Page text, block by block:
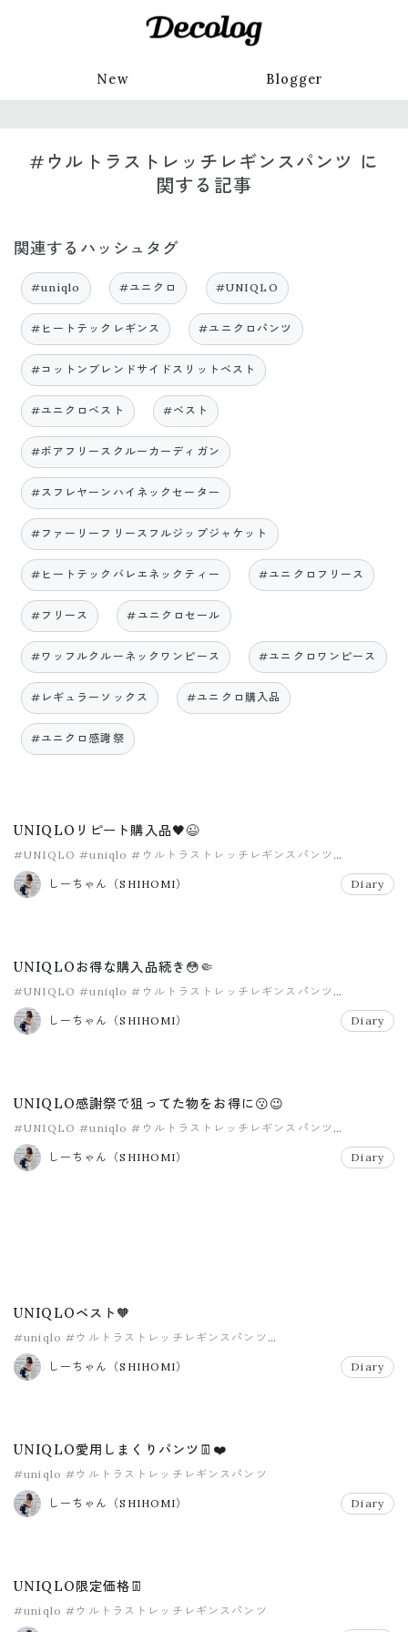
New Blogger
#ウルトラストレッチレギンスパンツ に
関する記事
関連するハッシュタグ
#uniqlo #ユニクロ #UNIQLO
#ヒートテックレギンス #ユニクロパンツ
#コットンブレンドサイドスリットベスト
#ユニクロベスト #ベスト
#ボアフリースクルーカーディガン
#スフレヤーンハイネックセーター
#ファーリーフリースフルジップジャケット
#ヒートテックバレエネックティー #ユニクロフリース
#フリース #ユニクロセール
#ワッフルクルーネックワンピース #ユニクロワンピース
#レギュラーソックス #ユニクロ購入品
#ユニクロ感謝祭
UNIQLOリピート購入品🖤😉
#UNIQLO #uniqlo #ウルトラストレッチレギンスパンツ
#ユニクロ
しーちゃん（SHIHOMI）
Diary
UNIQLOお得な購入品続き😳🤏
#UNIQLO #uniqlo #ウルトラストレッチレギンスパンツ
#ユニクロ
しーちゃん（SHIHOMI）
Diary
UNIQLO感謝祭で狙ってた物をお得に😗😉
#UNIQLO #uniqlo #ウルトラストレッチレギンスパンツ
#スフレヤーンハイネックセーター
#ヒートテックバレエネックティー
しーちゃん（SHIHOMI） Diary
UNIQLOベスト🧡
#uniqlo #ウルトラストレッチレギンスパンツ
#コットンブレンドサイドスリットベスト
#ユニクロ
#ユニクロベスト
しーちゃん（SHIHOMI） Diary
UNIQLO愛用しまくりパンツ👖❤️
#uniqlo #ウルトラストレッチレギンスパンツ
しーちゃん（SHIHOMI） Diary
UNIQLO限定価格👖
#uniqlo #ウルトラストレッチレギンスパンツ